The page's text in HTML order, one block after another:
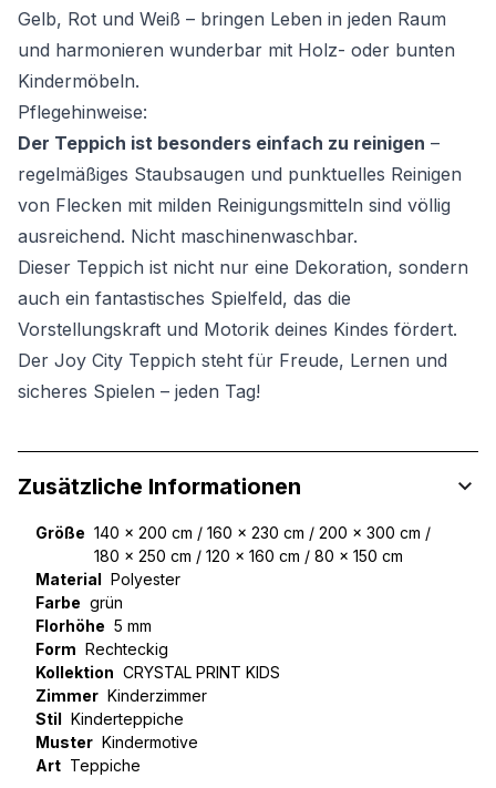
Gelb, Rot und Weiß – bringen Leben in jeden Raum
und harmonieren wunderbar mit Holz- oder bunten
Kindermöbeln.
Pflegehinweise:
Der Teppich ist besonders einfach zu reinigen –
regelmäßiges Staubsaugen und punktuelles Reinigen
von Flecken mit milden Reinigungsmitteln sind völlig
ausreichend. Nicht maschinenwaschbar.
Dieser Teppich ist nicht nur eine Dekoration, sondern
auch ein fantastisches Spielfeld, das die
Vorstellungskraft und Motorik deines Kindes fördert.
Der Joy City Teppich steht für Freude, Lernen und
sicheres Spielen – jeden Tag!
Zusätzliche Informationen
Größe 140 x 200 cm / 160 x 230 cm / 200 x 300 cm /
180 x 250 cm / 120 x 160 cm / 80 x 150 cm
Material Polyester
Farbe grün
Florhöhe 5 mm
Form Rechteckig
Kollektion CRYSTAL PRINT KIDS
Zimmer Kinderzimmer
Stil Kinderteppiche
Muster Kindermotive
Art Teppiche